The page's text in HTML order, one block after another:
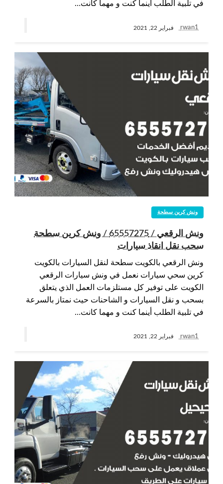
في تلبية الطلب أينما كنت و مهما كانت…
rwan1 فبراير 22, 2021
ونش كرين سطحة
ونش الرقعي / 65557275 / ونش كرين سطحة
سحب نقل انقاذ سيارات
ونش الرقعي بالكويت سطحة لنقل السيارات بالكويت
كرين سحي سيارات نعمل في ونش سيارات الرقعي
الكويت على توفير كل مستلزمات العمل الذي يتعلق
بسحب و نقل السيارات و الشاحنات حيث نمتاز بالسرعة
في تلبية الطلب أينما كنت و مهما كانت…
rwan1 فبراير 22, 2021